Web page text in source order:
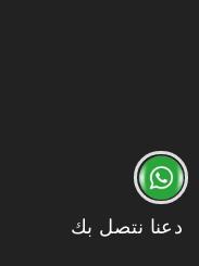
دعنا نتصل بك